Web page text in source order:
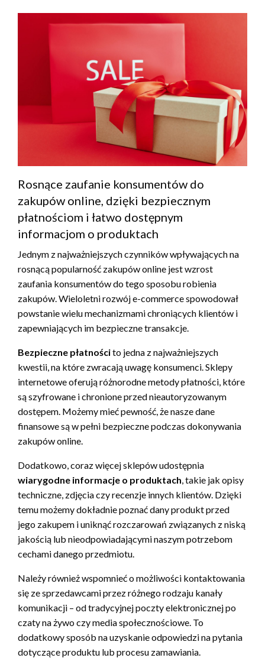
Rosnące zaufanie konsumentów do
zakupów online, dzięki bezpiecznym
płatnościom i łatwo dostępnym
informacjom o produktach
Jednym z najważniejszych czynników wpływających na
rosnącą popularność zakupów online jest wzrost
zaufania konsumentów do tego sposobu robienia
zakupów. Wieloletni rozwój e-commerce spowodował
powstanie wielu mechanizmami chroniących klientów i
zapewniających im bezpieczne transakcje.
Bezpieczne płatnościto jedna z najważniejszych
kwestii, na które zwracają uwagę konsumenci. Sklepy
internetowe oferują różnorodne metody płatności, które
są szyfrowane i chronione przed nieautoryzowanym
dostępem. Możemy mieć pewność, że nasze dane
finansowe są w pełni bezpieczne podczas dokonywania
zakupów online.
Dodatkowo, coraz więcej sklepów udostępnia
wiarygodne informacje o produktach , takie jak opisy
techniczne, zdjęcia czy recenzje innych klientów. Dzięki
temu możemy dokładnie poznać dany produkt przed
jego zakupem i uniknąć rozczarowań związanych z niską
jakością lub nieodpowiadającymi naszym potrzebom
cechami danego przedmiotu.
Należy również wspomnieć o możliwości kontaktowania
się ze sprzedawcami przez różnego rodzaju kanały
komunikacji – od tradycyjnej poczty elektronicznej po
czaty na żywo czy media społecznościowe. To
dodatkowy sposób na uzyskanie odpowiedzi na pytania
dotyczące produktu lub procesu zamawiania.